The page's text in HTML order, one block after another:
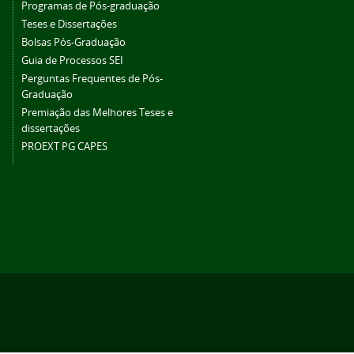
Programas de Pós-graduação
Teses e Dissertações
Bolsas Pós-Graduação
Guia de Processos SEI
Perguntas Frequentes de Pós-
Graduação
Premiação das Melhores Teses e
dissertações
PROEXT PG CAPES